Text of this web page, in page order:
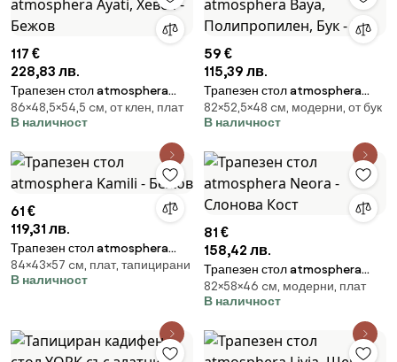
117 €
228,83 лв.
Трапезен стол atmosphera
Ayati, Хевея - Бежов
86×48,5×54,5 cм, от клен, плат
В наличност
59 €
115,39 лв.
Трапезен стол atmosphera
Baya, Полипропилен, Бук - Бял
82×52,5×48 cм, модерни, от бук
В наличност
61 €
119,31 лв.
Трапезен стол atmosphera
Kamili - Бежов
84×43×57 cм, плат, тапицирани
В наличност
81 €
158,42 лв.
Трапезен стол atmosphera
Neora - Слонова Кост
82×58×46 cм, модерни, плат
В наличност